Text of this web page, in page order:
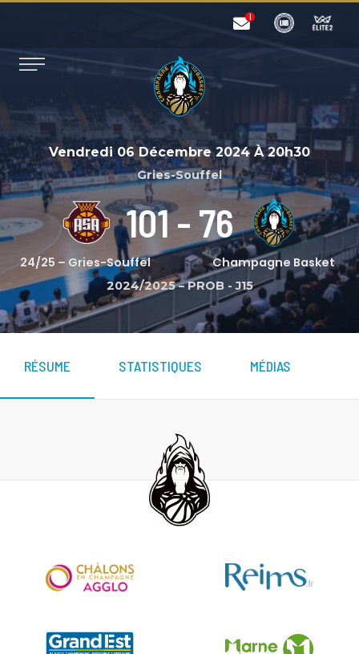
Vendredi 06 Décembre 2024 À 20h30
Gries-Souffel
Champagne Basket
76
-
101
24/25 – Gries-Souffel
2024/2025 – PROB-J15
RÉSUME STATISTIQUES MÉDIAS